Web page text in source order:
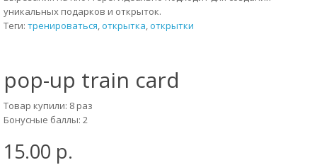
уникальных подарков и открыток.
Теги: тренироваться,открытка,открытки
pop-up train card
Товар купили: 8 раз
Бонусные баллы: 2
15.00 р.